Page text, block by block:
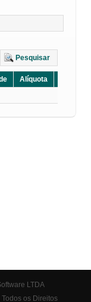
Pesquisar
Alíquota
LTDA
os Direitos